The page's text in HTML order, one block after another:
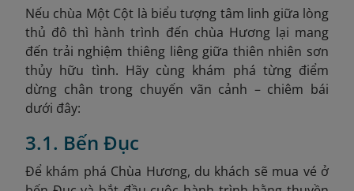
Nếu chùa Một Cột là biểu tượng tâm linh giữa lòng
thủ đô thì hành trình đến chùa Hương lại mang
đến trải nghiệm thiêng liêng giữa thiên nhiên sơn
thủy hữu tình. Hãy cùng khám phá từng điểm
dừng chân trong chuyến vãn cảnh – chiêm bái
dưới đây:
3.1. Bến Đục
Để khám phá Chùa Hương, du khách sẽ mua vé ở